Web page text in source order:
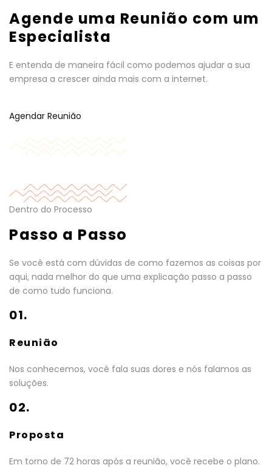
Agende uma Reunião com um
Especialista
E entenda de maneira fácil como podemos ajudar a sua
empresa a crescer ainda mais com a internet.
Agendar Reunião
Dentro do Processo
Passo a Passo
Se você está com dúvidas de como fazemos as coisas por
aqui, nada melhor do que uma explicação passo a passo
de como tudo funciona.
01.
Reunião
Nos conhecemos, você fala suas dores e nós falamos as
soluções.
02.
Proposta
Em torno de 72 horas após a reunião, você recebe o plano.